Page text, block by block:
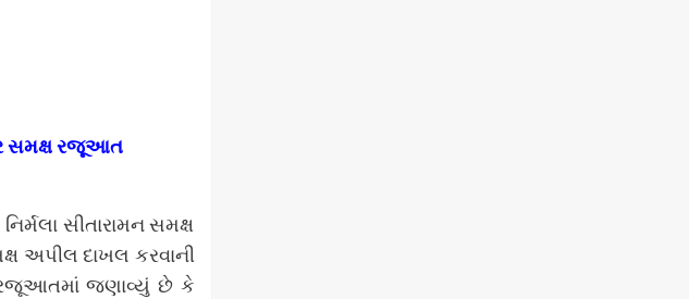
સમક્ષ રજૂઆત
સીતારામન સમક્ષ
અપીલ દાખલ કરવાની
રજૂઆતમાં જણાવ્યું છે કે